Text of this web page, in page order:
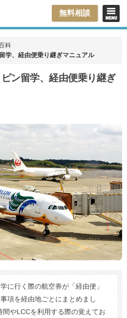
無料相談
科
学、経由便乗り継ぎマニュアル
ン留学、経由便乗り継ぎ
に行く際の航空券が「経由便」
項を経由地ごとにまとめまし
間やLCCを利用する際の覚えてお